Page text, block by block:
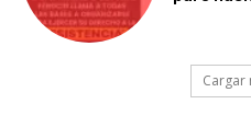
Cargar